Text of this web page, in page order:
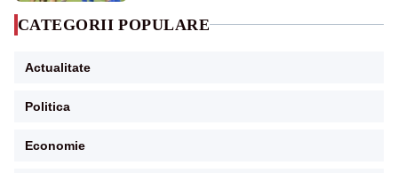
CATEGORII POPULARE
Actualitate
Politica
Economie